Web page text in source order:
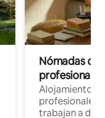
Nómadas
Alojamientos
profesionales
trabajan a